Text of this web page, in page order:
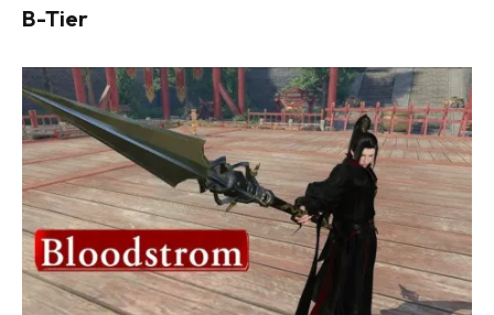
B-Tier